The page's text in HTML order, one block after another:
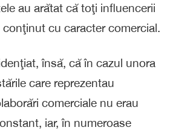
au arătat că toţi influencerii
cu caracter comercial.
însă, că în cazul unora
care reprezentau
comerciale nu erau
iar, în numeroase